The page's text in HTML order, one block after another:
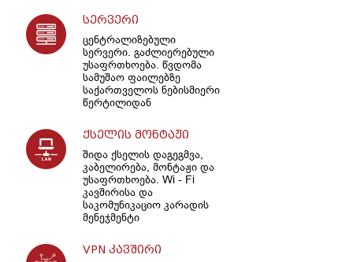
სერვერი
ცენტრალიზებული
სერვერი. გაძლიერებული
უსაფრთხოება. წვდომა
სამუშაო ფაილებზე
საქართველოს ნებისმიერი
წერტილიდან
ქსელის მონტაჟი
შიდა ქსელის დაგეგმვა,
კაბელირება, მონტაჟი და
უსაფრთხოება. Wi - Fi
კავშირისა და
საკომუნიკაციო კარადის
მენეჯმენტი
VPN კავშირი